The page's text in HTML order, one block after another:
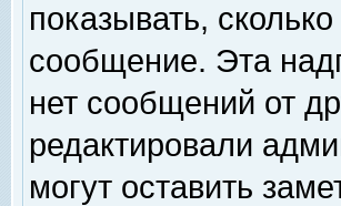
показывать,
сообщение. Эта
нет сообщений от
редактировали
могут оставить